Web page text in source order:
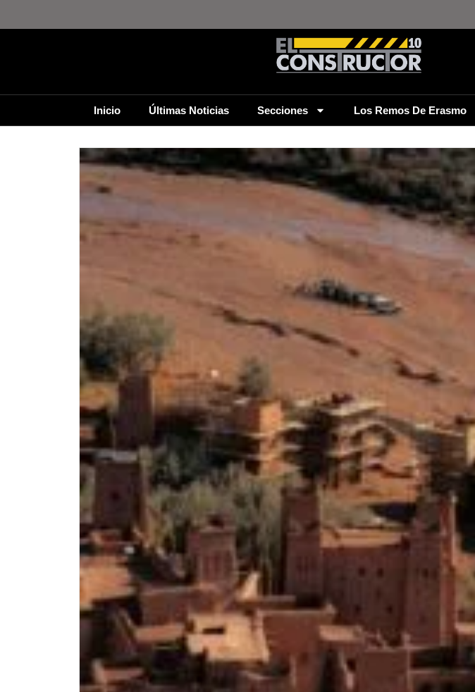
Inicio Últimas Noticias Secciones Los Remos De Erasmo